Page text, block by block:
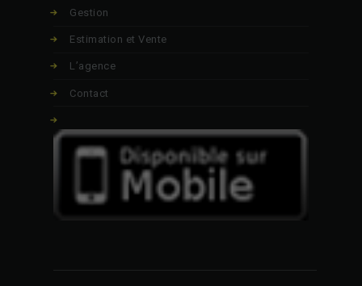
Gestion
Estimation et Vente
L’agence
Contact